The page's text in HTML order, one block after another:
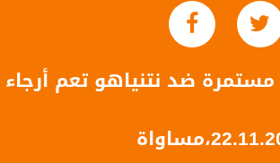
ضد نتنياهو تعم أرجاء